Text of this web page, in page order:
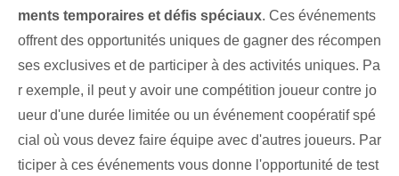
ments temporaires ‌et défis spéciaux. Ces événements
offrent des opportunités uniques de gagner des récompen
ses exclusives et de participer à des activités uniques. Pa
r exemple, il peut y avoir une compétition joueur contre jo
ueur d'une durée limitée ou un événement coopératif spé
cial où vous devez faire équipe avec d'autres joueurs. Par
ticiper à ces événements vous donne l'opportunité de test